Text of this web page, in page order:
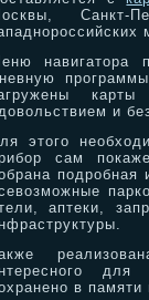
Санкт-
навигатора
и
этого
сам
аптеки,
для
в памяти